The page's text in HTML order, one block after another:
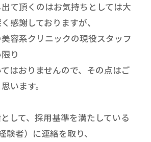
て頂くのはお気持ちとしては大
感謝しておりますが、
容系クリニックの現役スタッフ
り
はおりませんので、その点はご
います。
して、採用基準を満たしている
験者）に連絡を取り、